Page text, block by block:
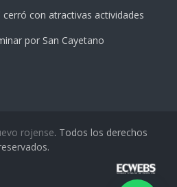
cerró con atractivas actividades
por San Cayetano
rojense. Todos los derechos